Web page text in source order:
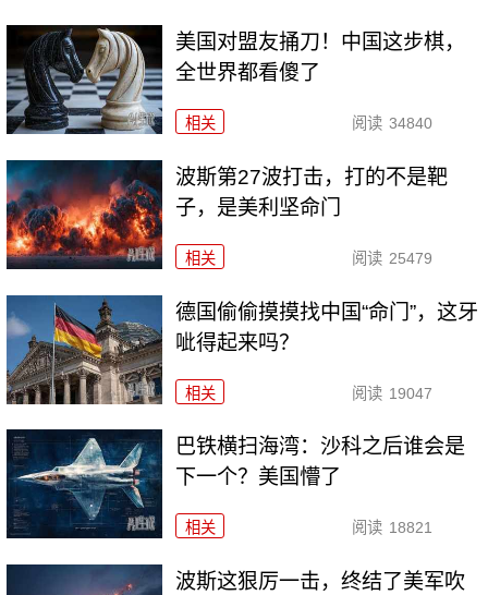
美国对盟友捅刀！中国这步棋，
全世界都看傻了
相关 阅读 34840
波斯第27波打击，打的不是靶
子，是美利坚命门
相关 阅读 25479
德国偷偷摸摸找中国“命门”，这牙
呲得起来吗？
相关 阅读 19047
巴铁横扫海湾：沙科之后谁会是
下一个？美国懵了
相关 阅读 18821
波斯这狠厉一击，终结了美军吹